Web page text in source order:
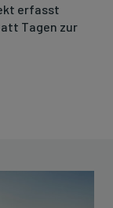
erfasst
Tagen zur